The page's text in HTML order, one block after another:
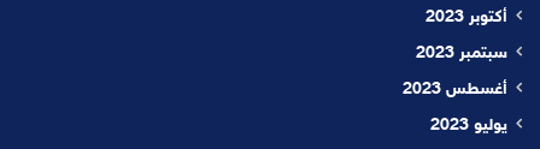
أكتوبر 2023
سبتمبر 2023
أغسطس 2023
يوليو 2023